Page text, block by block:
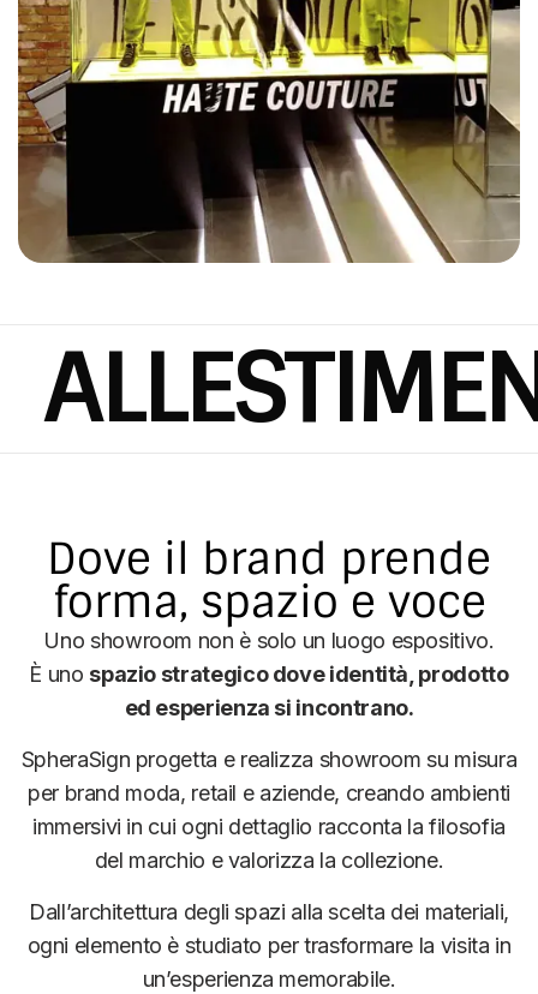
Dove il brand prende
forma, spazio e voce
Uno showroom non è solo un luogo espositivo.
È uno spazio strategico dove identità, prodotto
ed esperienza si incontrano.
SpheraSign progetta e realizza showroom su misura
per brand moda, retail e aziende, creando ambienti
immersivi in cui ogni dettaglio racconta la filosofia
del marchio e valorizza la collezione.
Dall’architettura degli spazi alla scelta dei materiali,
ogni elemento è studiato per trasformare la visita in
un’esperienza memorabile.